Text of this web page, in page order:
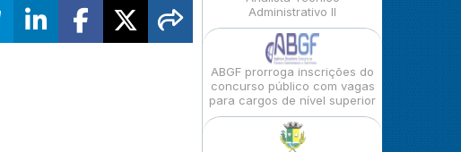
Administrativo II
ABGF prorroga inscrições do
concurso público com vagas
para cargos de nível superior